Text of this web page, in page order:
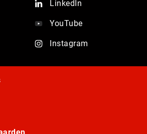
LinkedIn
YouTube
Instagram